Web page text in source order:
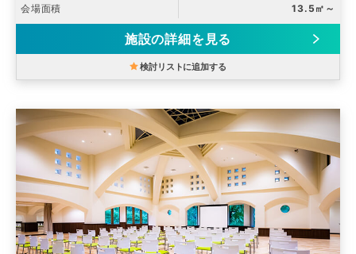
会場面積 13.5㎡～
施設の詳細を見る
検討リストに追加する